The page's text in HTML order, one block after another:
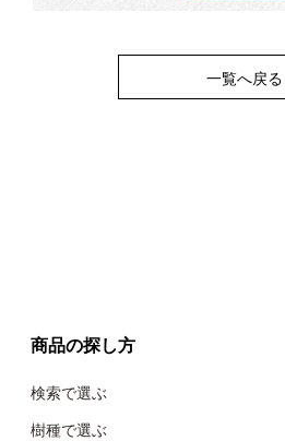
一覧へ戻る
商品の探し方
検索で選ぶ
樹種で選ぶ